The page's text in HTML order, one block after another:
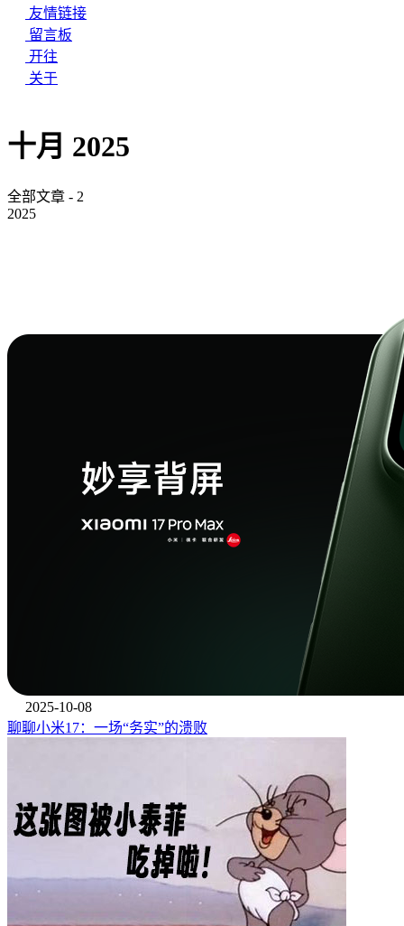
友情链接
留言板
开往
关于
十月 2025
全部文章 - 2
2025
2025-10-08
聊聊小米17：一场“务实”的溃败